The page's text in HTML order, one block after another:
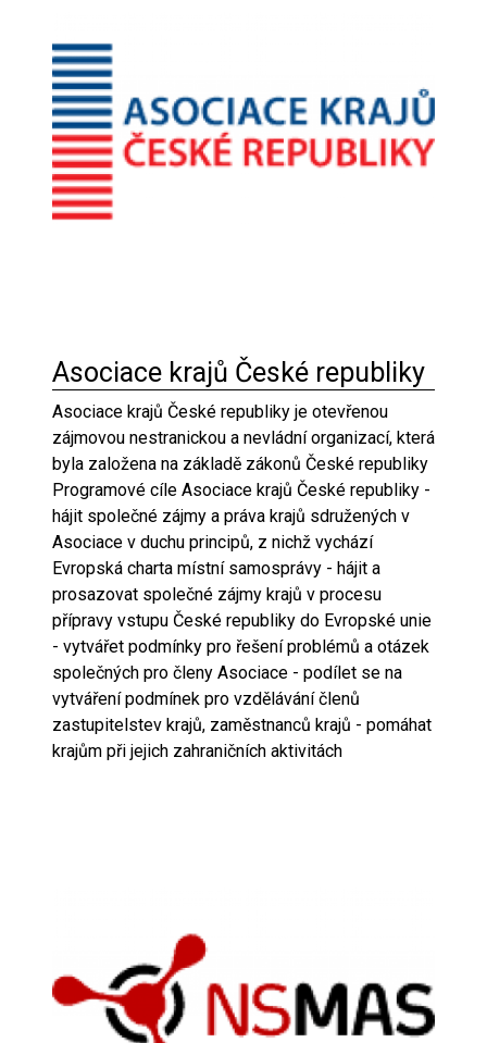
Asociace krajů České republiky
Asociace krajů České republiky je otevřenou
zájmovou nestranickou a nevládní organizací, která
byla založena na základě zákonů České republiky
Programové cíle Asociace krajů České republiky -
hájit společné zájmy a práva krajů sdružených v
Asociace v duchu principů, z nichž vychází
Evropská charta místní samosprávy - hájit a
prosazovat společné zájmy krajů v procesu
přípravy vstupu České republiky do Evropské unie
- vytvářet podmínky pro řešení problémů a otázek
společných pro členy Asociace - podílet se na
vytváření podmínek pro vzdělávání členů
zastupitelstev krajů, zaměstnanců krajů - pomáhat
krajům při jejich zahraničních aktivitách